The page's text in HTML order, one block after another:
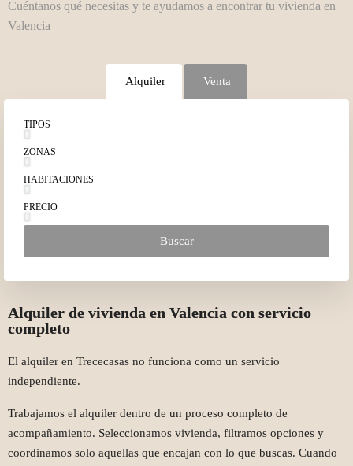
Cuéntanos qué necesitas y te ayudamos a encontrar tu vivienda en
Valencia
Alquiler Venta
TIPOS
ZONAS
HABITACIONES
PRECIO
Buscar
Alquiler de vivienda en Valencia con servicio
completo
El alquiler en Trececasas no funciona como un servicio
independiente.
Trabajamos el alquiler dentro de un proceso completo de
acompañamiento. Seleccionamos vivienda, filtramos opciones y
coordinamos solo aquellas que encajan con lo que buscas. Cuando